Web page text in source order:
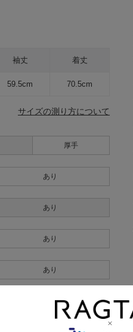
袖丈 着丈
59.5cm 70.5cm
サイズの測り方について
厚手
あり
あり
あり
あり